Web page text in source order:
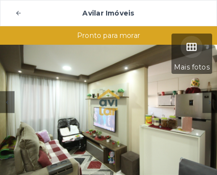
Avilar Imóveis
Mais fotos
Pronto para morar